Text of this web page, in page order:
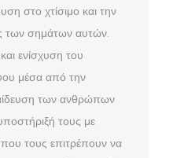
στο χτίσιμο και την
των σημάτων αυτών.
ενίσχυση του
μέσα από την
των ανθρώπων
τους με
που τους επιτρέπουν να